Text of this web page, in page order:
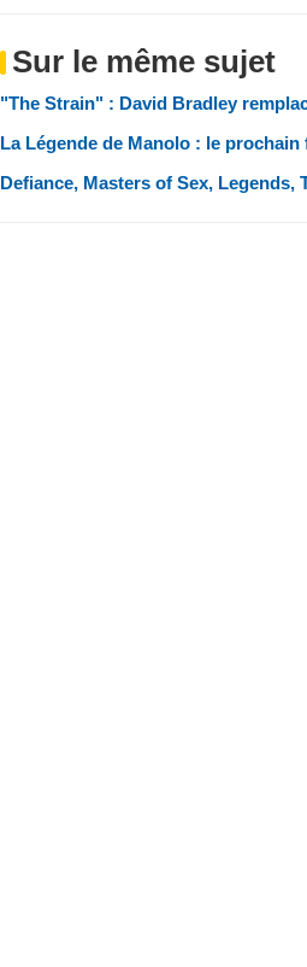
Sur le même sujet
"The Strain" : David Bradley
La Légende de Manolo : le
Defiance, Masters of Sex,